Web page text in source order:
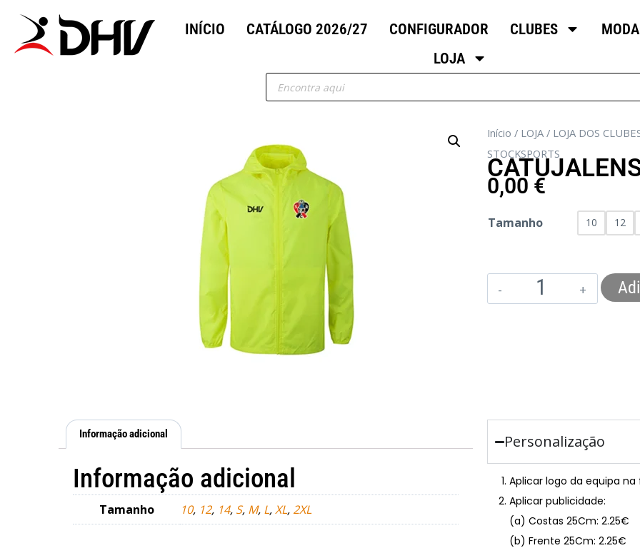
INÍCIO CATÁLOGO 2026/27 CONFIGURADOR CLUBES
LOJA
Início / LOJA / LOJA DOS
STOCKSPORTS
0,00 €
Tamanho 10 12
Informação adicional
Informação adicional
Tamanho 10, 12, 14, S, M, L,XL, 2XL
Personalização
Aplicar logo da equipa na
Aplicar publicidade:
(a) Costas 25Cm: 2.25€
(b) Frente 25Cm: 2.25€